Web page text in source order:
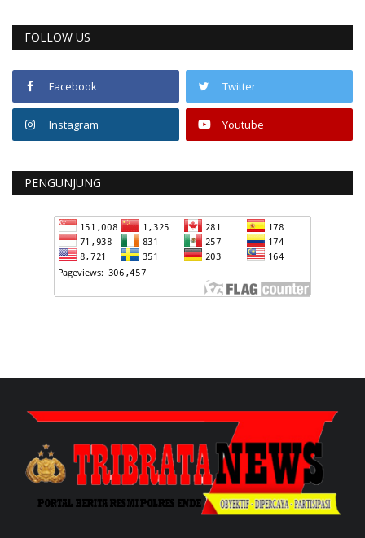
FOLLOW US
Facebook Twitter
Instagram Youtube
PENGUNJUNG